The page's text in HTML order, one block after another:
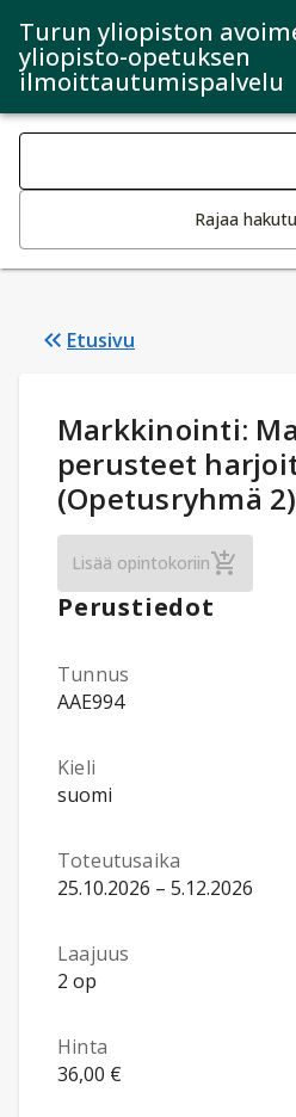
Turun yliopiston
yliopisto-opetuksen
ilmoittautumispalvelu
Haku
Rajaa
Etusivu
Opintotiedot:
Markkinointi:
perusteet
(Opetusryhmä
Lisää opintokoriinMarkkinointi:
Perustiedot
Tunnus
AAE994
Kieli
suomi
Toteutusaika
25.10.2026 – 5.12.2026
Laajuus
2 op
Hinta
36,00 €